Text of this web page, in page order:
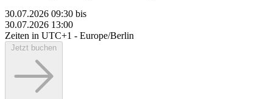
30.07.2026 09:30 bis
30.07.2026 13:00
Zeiten in UTC+1 - Europe/Berlin